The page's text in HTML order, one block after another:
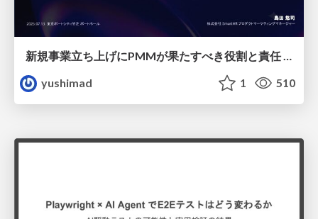
新規事業立ち上げにPMMが果たすべき役割と責任 −スケールアップ企業における"プロダクトマーケティング"の可能性
yushimad
1 510